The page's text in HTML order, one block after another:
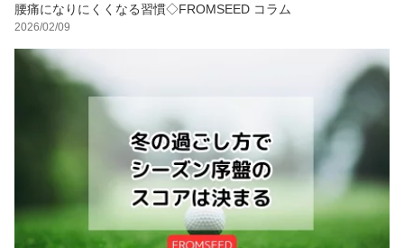
腰痛になりにくくなる習慣◇FROMSEED コラム
2026/02/09